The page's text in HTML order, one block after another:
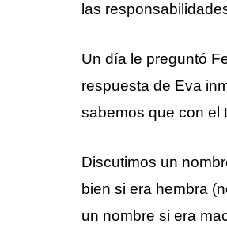
las
Un día le preguntó
respuesta de Eva
sabemos que con el
Discutimos un
bien si era hembra
un nombre si era